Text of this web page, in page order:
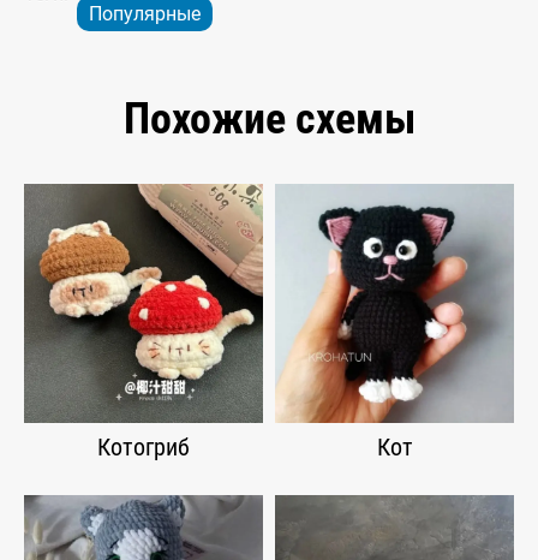
Популярные
Похожие схемы
Котогриб Кот